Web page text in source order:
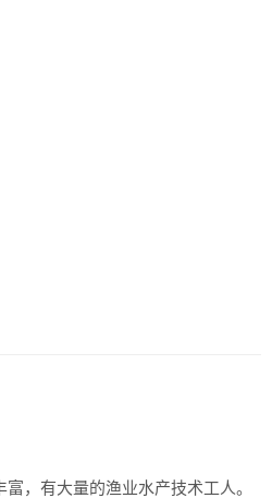
有大量的渔业水产技术工人。